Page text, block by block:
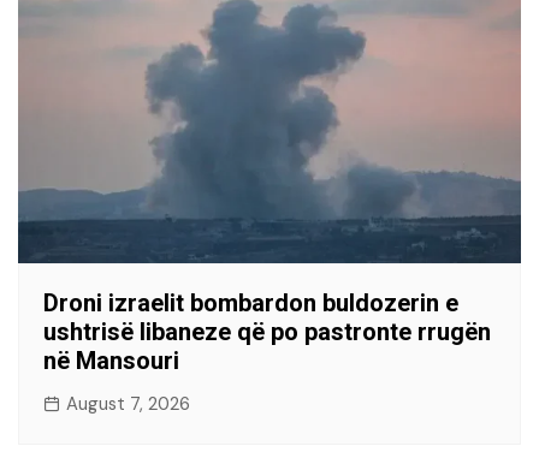
Droni izraelit bombardon buldozerin e
ushtrisë libaneze që po pastronte rrugën
në Mansouri
August 7, 2026